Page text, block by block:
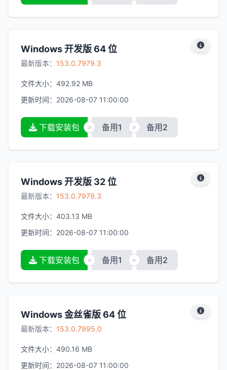
Windows 开发版 64 位
最新版本： 153.0.7979.3
文件大小： 492.92 MB
更新时间： 2026-08-07 11:00:00
下载安装包 > 备用1 > 备用2
Windows 开发版 32 位
最新版本： 153.0.7979.3
文件大小： 403.13 MB
更新时间： 2026-08-07 11:00:00
下载安装包 > 备用1 > 备用2
Windows 金丝雀版 64 位
最新版本： 153.0.7995.0
文件大小： 490.16 MB
更新时间： 2026-08-07 11:00:00